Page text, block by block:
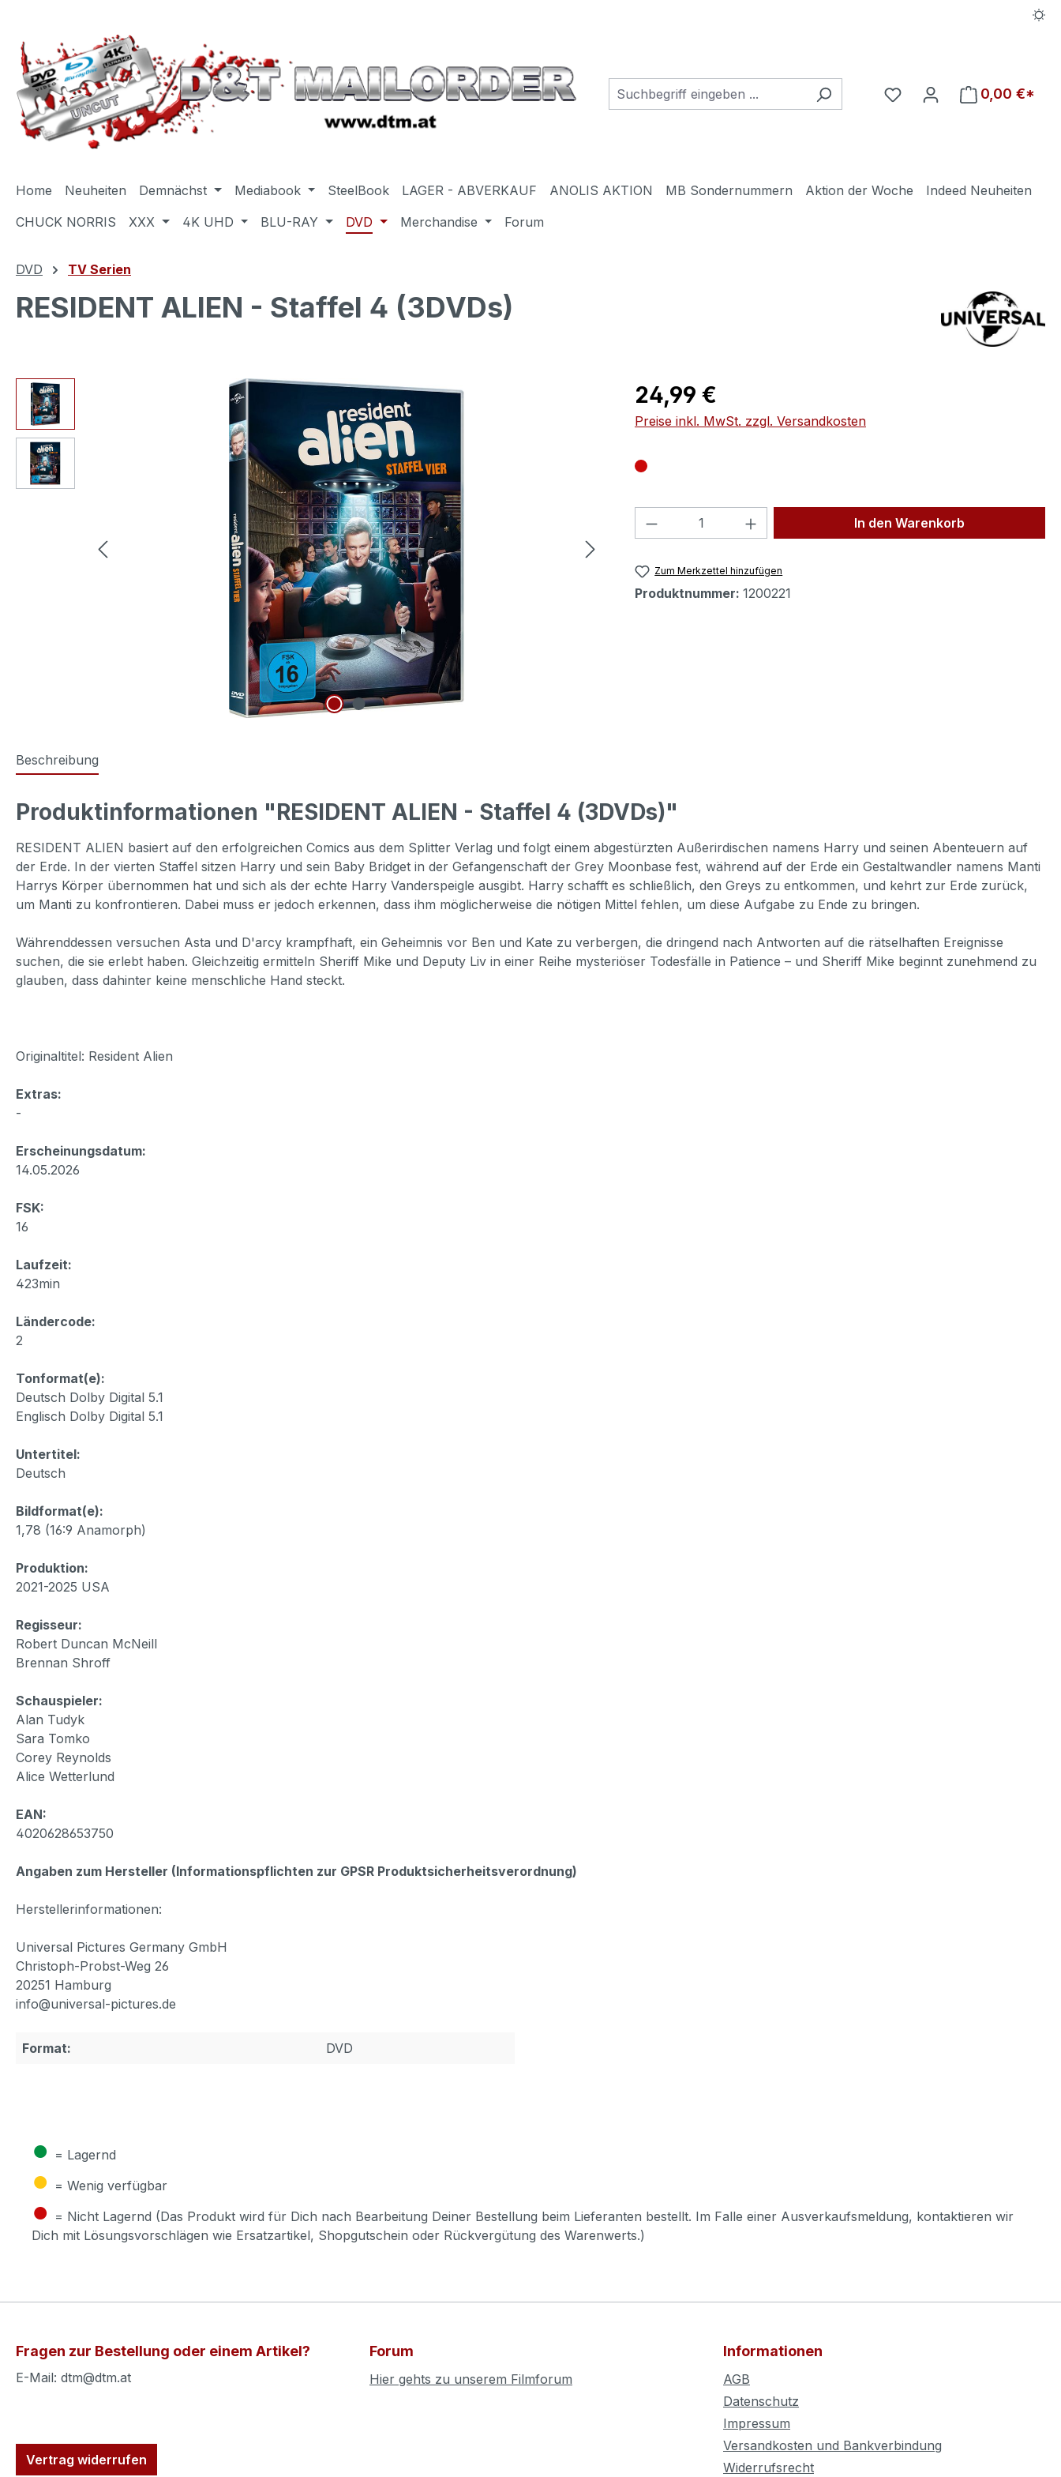
Du hast 0 Produkte auf
0,00 €*
Home Neuheiten Demnächst Mediabook SteelBook LAGER - ABVERKAUF ANOLIS AKTION MB Sondernummern Aktion der Woche
Indeed Neuheiten
CHUCK NORRIS
XXX 4K UHD BLU-RAY DVD Merchandise Forum
DVD TV Serien
RESIDENT ALIEN - Staffel 4 (3DVDs)
Bildergalerie überspringen Regulärer Preis:
24,99 €
Preise inkl. MwSt. zzgl. Versandkosten
Produkt Anzahl: Gib den gewünschten Wert
In den Warenkorb
Zum Merkzettel hinzufügen
Produktnummer: 1200221
Beschreibung
Produktinformationen "RESIDENT ALIEN - Staffel 4 (3DVDs)"
RESIDENT ALIEN basiert auf den erfolgreichen Comics aus dem Splitter Verlag und folgt einem abgestürzten Außerirdischen namens Harry und seinen Abenteuern auf
der Erde. In der vierten Staffel sitzen Harry und sein Baby Bridget in der Gefangenschaft der Grey Moonbase fest, während auf der Erde ein Gestaltwandler namens Manti
Harrys Körper übernommen hat und sich als der echte Harry Vanderspeigle ausgibt. Harry schafft es schließlich, den Greys zu entkommen, und kehrt zur Erde zurück,
um Manti zu konfrontieren. Dabei muss er jedoch erkennen, dass ihm möglicherweise die nötigen Mittel fehlen, um diese Aufgabe zu Ende zu bringen.
Währenddessen versuchen Asta und D'arcy krampfhaft, ein Geheimnis vor Ben und Kate zu verbergen, die dringend nach Antworten auf die rätselhaften Ereignisse
suchen, die sie erlebt haben. Gleichzeitig ermitteln Sheriff Mike und Deputy Liv in einer Reihe mysteriöser Todesfälle in Patience – und Sheriff Mike beginnt zunehmend zu
glauben, dass dahinter keine menschliche Hand steckt.
Originaltitel: Resident Alien
Extras:
-
Erscheinungsdatum:
14.05.2026
FSK:
16
Laufzeit:
423min
Ländercode:
2
Tonformat(e):
Deutsch Dolby Digital 5.1
Englisch Dolby Digital 5.1
Untertitel:
Deutsch
Bildformat(e):
1,78 (16:9 Anamorph)
Produktion:
2021-2025 USA
Regisseur:
Robert Duncan McNeill
Brennan Shroff
Schauspieler:
Alan Tudyk
Sara Tomko
Corey Reynolds
Alice Wetterlund
EAN:
4020628653750
Angaben zum Hersteller (Informationspflichten zur GPSR Produktsicherheitsverordnung)
Herstellerinformationen:
Universal Pictures Germany GmbH
Christoph-Probst-Weg 26
20251 Hamburg
info@universal-pictures.de
Format: DVD
● = Lagernd
● = Wenig verfügbar
● = Nicht Lagernd (Das Produkt wird für Dich nach Bearbeitung Deiner Bestellung beim Lieferanten bestellt. Im Falle einer Ausverkaufsmeldung, kontaktieren wir
Dich mit Lösungsvorschlägen wie Ersatzartikel, Shopgutschein oder Rückvergütung des Warenwerts.)
Fragen zur Bestellung oder einem Artikel?
E-Mail: dtm@dtm.at
Vertrag widerrufen
Forum
Hier gehts zu unserem Filmforum
Informationen
AGB
Datenschutz
Impressum
Versandkosten und Bankverbindung
Widerrufsrecht